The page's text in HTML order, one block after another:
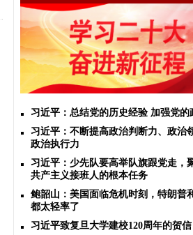
习近平：总结党的历史经验 加强党的
习近平：不断提高政治判断力、政治
政治执行力
习近平：少先队要高举队旗跟党走，
共产主义接班人的根本任务
鲍韶山：美国面临危机时刻，特朗普
都太轻率了
习近平致复旦大学建校120周年的贺信